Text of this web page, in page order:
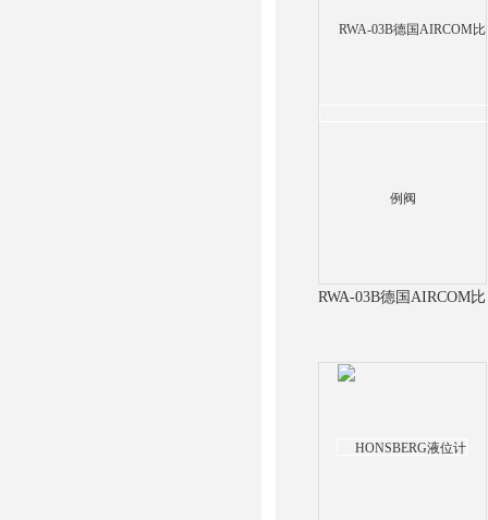
RWA-03B德国AIRCOM比